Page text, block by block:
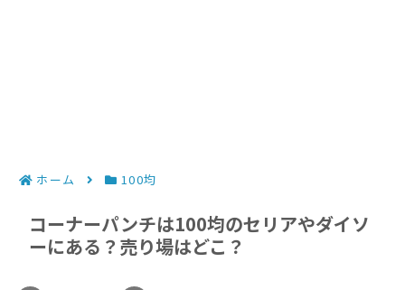
ホーム 100均
コーナーパンチは100均のセリアやダイソ
ーにある？売り場はどこ？